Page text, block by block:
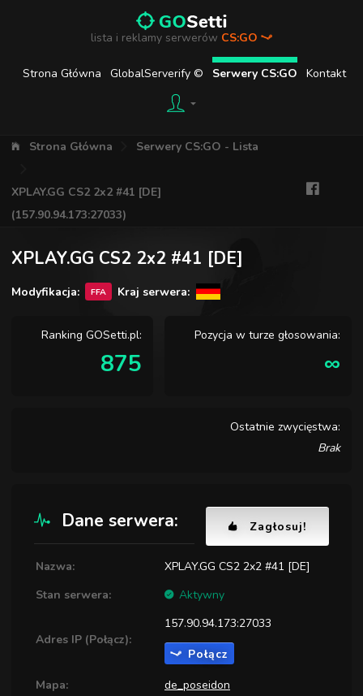
lista i reklamy serwerów CS:GO
Strona Główna GlobalServerify © Serwery CS:GO Kontakt
Strona Główna Serwery CS:GO - Lista
XPLAY.GG CS2 2x2 #41 [DE]
(157.90.94.173:27033)
XPLAY.GG CS2 2x2 #41 [DE]
Modyfikacja: FFA Kraj serwera:
Ranking GOSetti.pl:
875
Pozycja w turze głosowania:
∞
Ostatnie zwycięstwa:
Brak
Dane serwera: Zagłosuj!
Nazwa:
XPLAY.GG CS2 2x2 #41 [DE]
Stan serwera:
Aktywny
Adres IP (Połącz):
157.90.94.173:27033
Połącz
Mapa:
de_poseidon